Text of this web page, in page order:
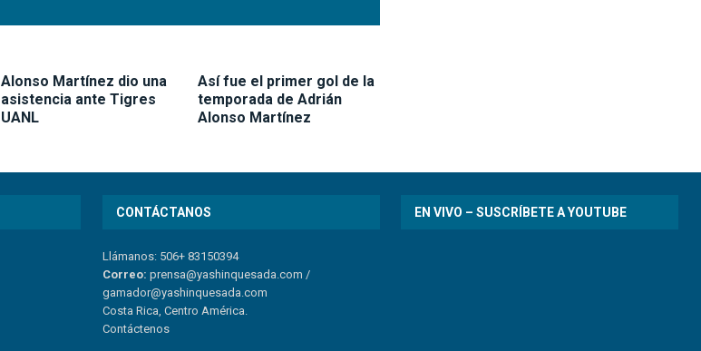
Alonso Martínez dio una
asistencia ante Tigres
UANL
Así fue el primer gol de la
temporada de Adrián
Alonso Martínez
CONTÁCTANOS
Llámanos: 506+ 83150394
Correo: prensa@yashinquesada.com /
gamador@yashinquesada.com
Costa Rica, Centro América.
Contáctenos
EN VIVO – SUSCRÍBETE A YOUTUBE